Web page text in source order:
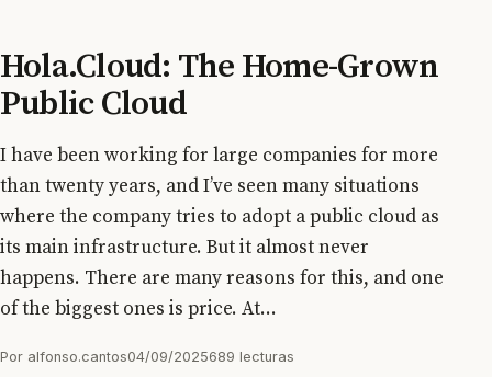
Hola.Cloud: The Home-Grown
Public Cloud
I have been working for large companies for more
than twenty years, and I’ve seen many situations
where the company tries to adopt a public cloud as
its main infrastructure. But it almost never
happens. There are many reasons for this, and one
of the biggest ones is price. At...
Por alfonso.cantos04/09/2025689 lecturas